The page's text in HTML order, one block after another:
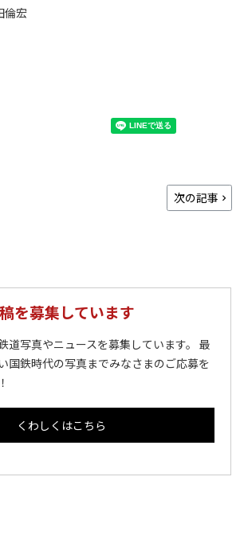
倫宏
次の記事
を募集しています
道写真やニュースを募集しています。 最
国鉄時代の写真までみなさまのご応募を
くわしくはこちら